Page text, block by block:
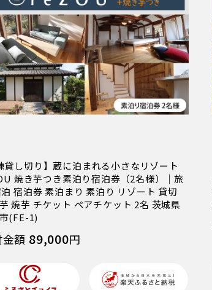
貸し切り】蔵に泊まれる小さなリゾート
焼き芋つき素泊り宿泊券（2名様）｜旅
宿泊券 素泊まり 素泊り リゾート 貸切
焼芋 チケット ペアチケット 2名 茨城県
(FE-1)
額 89,000円